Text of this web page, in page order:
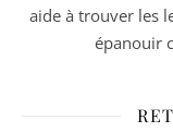
aide à trouver les
épanouir